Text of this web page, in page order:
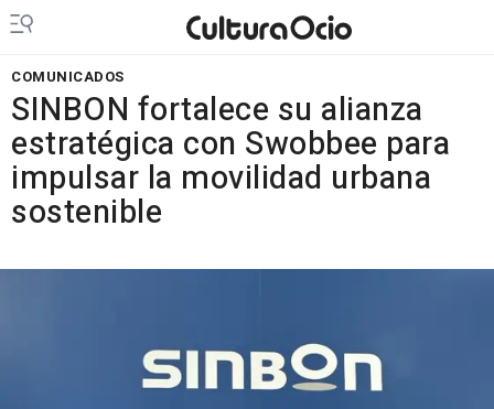
COMUNICADOS
SINBON fortalece su alianza
estratégica con Swobbee para
impulsar la movilidad urbana
sostenible